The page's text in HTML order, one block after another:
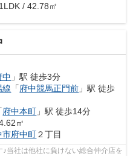
/ 42.78㎡
中 」駅 徒歩3分
線 「府中競馬正門前 」駅 徒歩
府中本町 」駅 徒歩14分
㎡
市府中町２丁目
当社は他社に負けない総合仲介店を